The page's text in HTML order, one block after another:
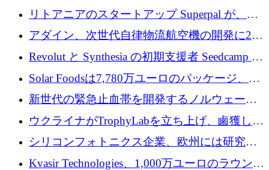
8,500 万ユーロを超える 60 以上のテクノロジ
ー資金調達取引
リトアニアのスタートアップ Superpal が、
Slack 内に構築された AI コワーカー プラット
フォームのために 50 万ユーロを調達
アダイン、次世代自律物流航空機の開発に250
万ユーロを確保
Revolut と Synthesia の初期支援者 Seedcamp が
3 億 2,000 万ドルを調達、米国に投資
Solar Foodsは7,780万ユーロのパッケージ、5
億ユーロの防衛および二重用途成長基金EDM
を開始、ヨーロッパのシリコンフォトニクス
に警告
新世代の緊急止血帯を開発するノルウェーの
スタートアップ企業を紹介する
ウクライナがTrophyLabを立ち上げ、鹵獲した
ロシア兵器を戦場の研究開発プラットフォー
ムに変える
シリコンフォトニクス企業、欧州には研究を
商業的に成功させるためのインフラが不足し
Kvasir Technologies、1,000万ユーロのラウンド